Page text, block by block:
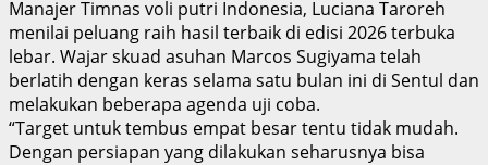
Manajer Timnas voli putri Indonesia, Luciana Taroreh
menilai peluang raih hasil terbaik di edisi 2026 terbuka
lebar. Wajar skuad asuhan Marcos Sugiyama telah
berlatih dengan keras selama satu bulan ini di Sentul dan
melakukan beberapa agenda uji coba.
“Target untuk tembus empat besar tentu tidak mudah.
Dengan persiapan yang dilakukan seharusnya bisa